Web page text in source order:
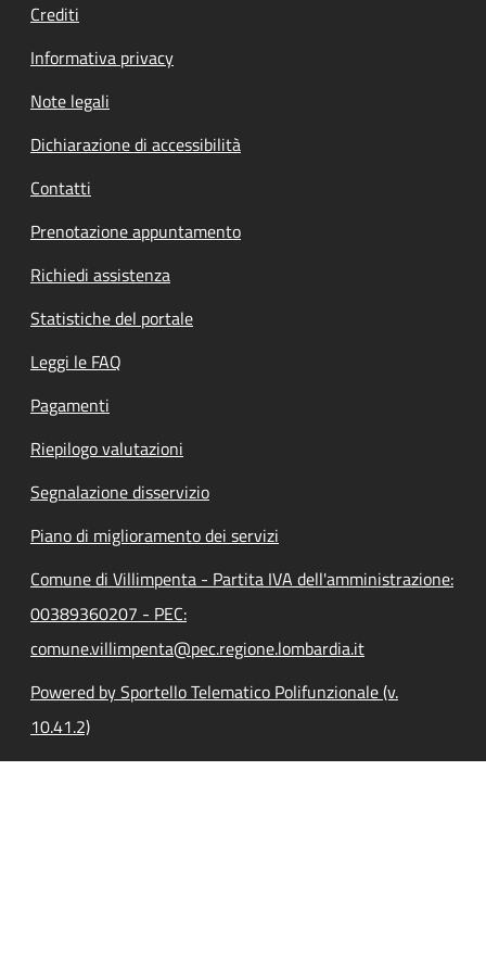
Crediti
Informativa privacy
Note legali
Dichiarazione di accessibilità
Contatti
Prenotazione appuntamento
Richiedi assistenza
Statistiche del portale
Leggi le FAQ
Pagamenti
Riepilogo valutazioni
Segnalazione disservizio
Piano di miglioramento dei servizi
Comune di Villimpenta - Partita IVA dell'amministrazione:
00389360207 - PEC:
comune.villimpenta@pec.regione.lombardia.it
Powered by Sportello Telematico Polifunzionale (v.
10.41.2)